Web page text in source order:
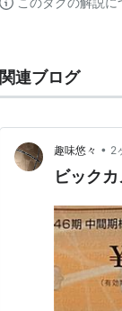
関連ブログ
趣味悠々 • 2
ビック